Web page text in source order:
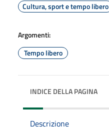
Cultura, sport e tempo libero
Argomenti:
Tempo libero
INDICE DELLA PAGINA
Descrizione